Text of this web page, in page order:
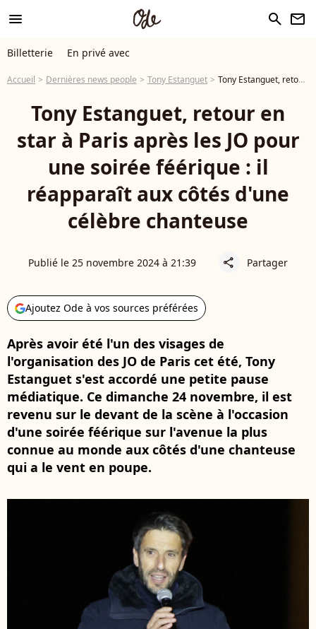
menu search newsletter
Billetterie En privé avec
Accueil Dernières news people Tony Estanguet Tony Estanguet, retour en star à Paris après les JO pour une soirée féérique : il réapparaît aux côtés d'une célèbre chanteuse
Tony Estanguet, retour en
star à Paris après les JO pour
une soirée féérique : il
réapparaît aux côtés d'une
célèbre chanteuse
Publié le 25 novembre 2024 à 21:39 share Partager
Ajoutez Ode à vos sources préférées
Après avoir été l'un des visages de
l'organisation des JO de Paris cet été, Tony
Estanguet s'est accordé une petite pause
médiatique. Ce dimanche 24 novembre, il est
revenu sur le devant de la scène à l'occasion
d'une soirée féérique sur l'avenue la plus
connue au monde aux côtés d'une chanteuse
qui a le vent en poupe.